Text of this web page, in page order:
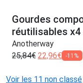
Gourdes
réutilisables
Anotherway
25,84€ 22,96€ -11%
Voir les 11 non classé